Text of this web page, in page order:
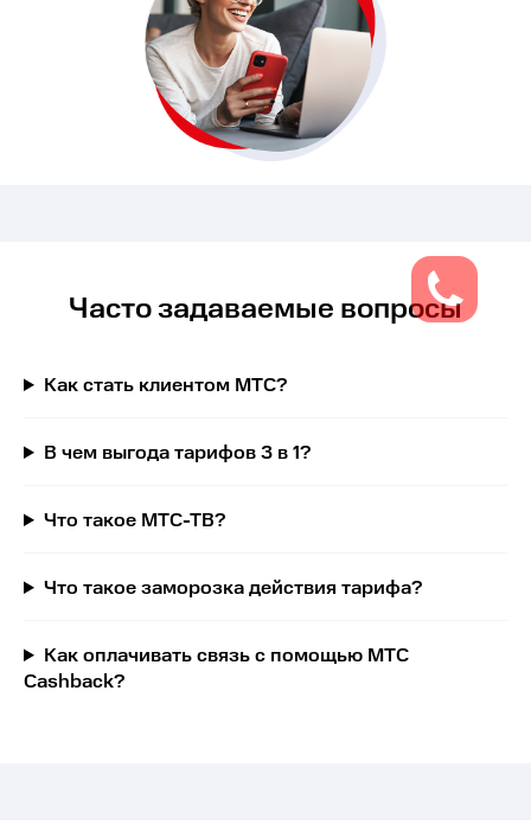
Часто задаваемые вопросы
Как стать клиентом МТС?
В чем выгода тарифов 3 в 1?
Что такое МТС-ТВ?
Что такое заморозка действия тарифа?
Как оплачивать связь с помощью МТС
Cashback?